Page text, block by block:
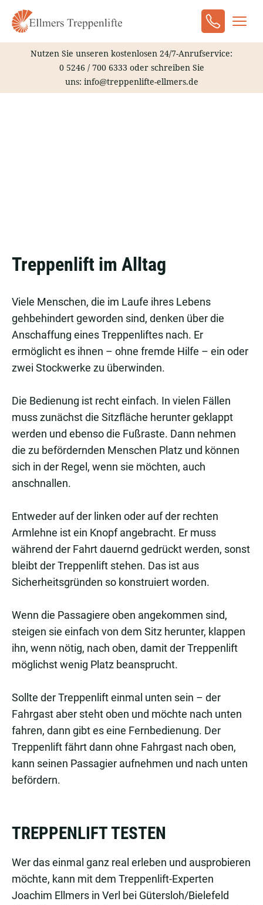
Inhalt
springen
Nutzen Sie unseren kostenlosen 24/7-Anrufservice:
0 5246 / 700 6333 oder schreiben Sie
uns: info@treppenlifte-ellmers.de
Treppenlift im Alltag
Viele Menschen, die im Laufe ihres Lebens
gehbehindert geworden sind, denken über die
Anschaffung eines Treppenliftes nach. Er
ermöglicht es ihnen – ohne fremde Hilfe – ein oder
zwei Stockwerke zu überwinden.
Die Bedienung ist recht einfach. In vielen Fällen
muss zunächst die Sitzfläche herunter geklappt
werden und ebenso die Fußraste. Dann nehmen
die zu befördernden Menschen Platz und können
sich in der Regel, wenn sie möchten, auch
anschnallen.
Entweder auf der linken oder auf der rechten
Armlehne ist ein Knopf angebracht. Er muss
während der Fahrt dauernd gedrückt werden, sonst
bleibt der Treppenlift stehen. Das ist aus
Sicherheitsgründen so konstruiert worden.
Wenn die Passagiere oben angekommen sind,
steigen sie einfach von dem Sitz herunter, klappen
ihn, wenn nötig, nach oben, damit der Treppenlift
möglichst wenig Platz beansprucht.
Sollte der Treppenlift einmal unten sein – der
Fahrgast aber steht oben und möchte nach unten
fahren, dann gibt es eine Fernbedienung. Der
Treppenlift fährt dann ohne Fahrgast nach oben,
kann seinen Passagier aufnehmen und nach unten
befördern.
TREPPENLIFT TESTEN
Wer das einmal ganz real erleben und ausprobieren
möchte, kann mit dem Treppenlift-Experten
Joachim Ellmers in Verl bei Gütersloh/Bielefeld